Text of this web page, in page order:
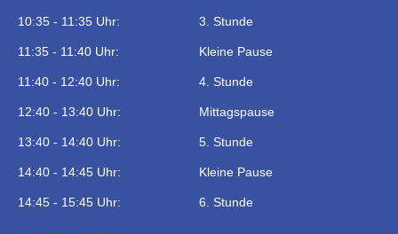
10:35 - 11:35 Uhr: 3. Stunde
11:35 - 11:40 Uhr: Kleine Pause
11:40 - 12:40 Uhr: 4. Stunde
12:40 - 13:40 Uhr: Mittagspause
13:40 - 14:40 Uhr: 5. Stunde
14:40 - 14:45 Uhr: Kleine Pause
14:45 - 15:45 Uhr: 6. Stunde